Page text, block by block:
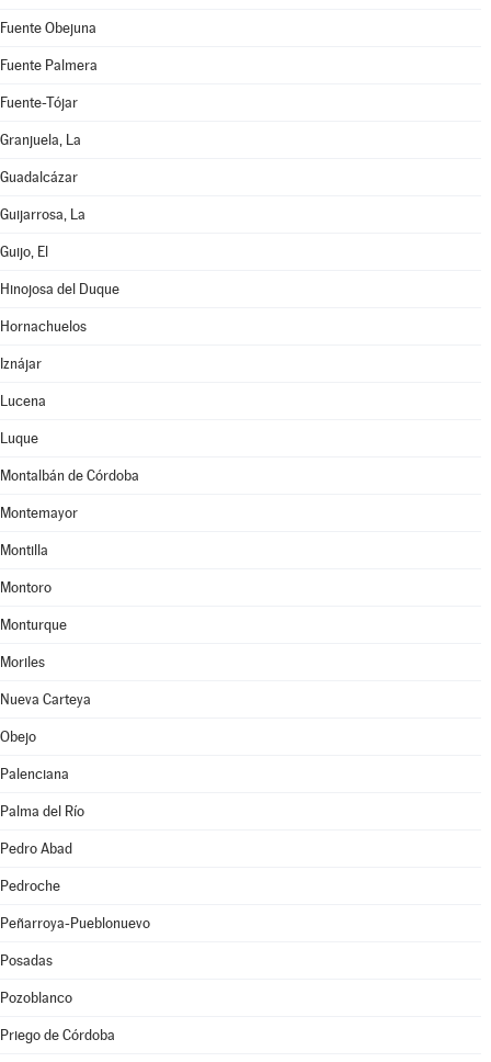
Fuente Obejuna
Fuente Palmera
Fuente-Tójar
Granjuela, La
Guadalcázar
Guijarrosa, La
Guijo, El
Hinojosa del Duque
Hornachuelos
Iznájar
Lucena
Luque
Montalbán de Córdoba
Montemayor
Montilla
Montoro
Monturque
Moriles
Nueva Carteya
Obejo
Palenciana
Palma del Río
Pedro Abad
Pedroche
Peñarroya-Pueblonuevo
Posadas
Pozoblanco
Priego de Córdoba